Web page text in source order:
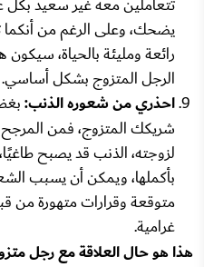
يضحك، وعلى الرغم من أنكما
رائعة ومليئة بالحياة،
الرجل المتزوج بشكل أساسي.
احذري من شعوره الذنب:
شريكك المتزوج، فمن المرجح
لزوجته، الذنب قد يصبح
بأكملها، ويمكن أن يسبب
متوقعة وقرارات متهورة
غرامية.
هذا هو حال العلاقة مع رجل